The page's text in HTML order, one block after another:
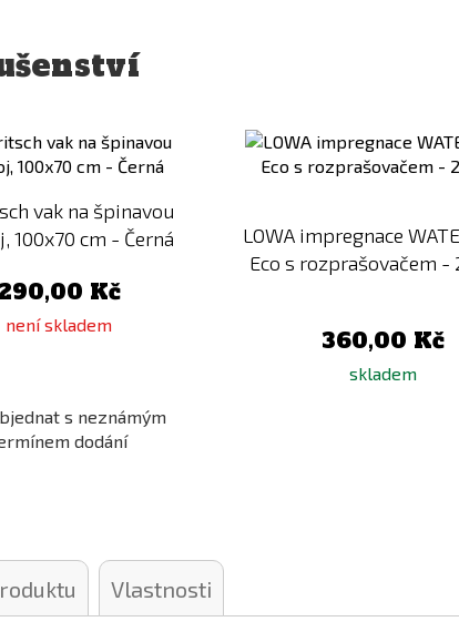
vak na špinavou
100x70 cm - Černá
290,00 Kč
není skladem
s neznámým
dodání
porovnání
LOWA impregnace
Eco s rozprašovačem -
360,00 Kč
skladem
Vlastnosti